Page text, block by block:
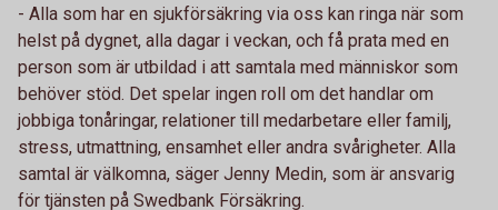
- Alla som har en sjukförsäkring via oss kan ringa när som
helst på dygnet, alla dagar i veckan, och få prata med en
person som är utbildad i att samtala med människor som
behöver stöd. Det spelar ingen roll om det handlar om
jobbiga tonåringar, relationer till medarbetare eller familj,
stress, utmattning, ensamhet eller andra svårigheter. Alla
samtal är välkomna, säger Jenny Medin, som är ansvarig
för tjänsten på Swedbank Försäkring.